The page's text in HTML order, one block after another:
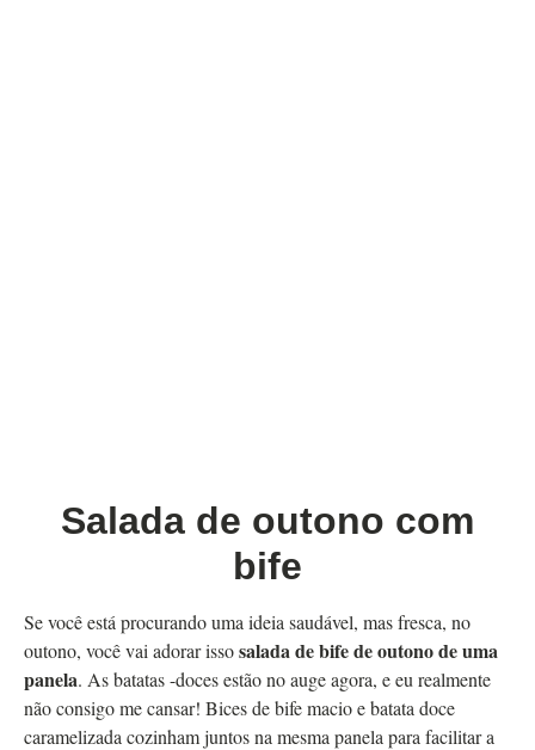
Salada de outono com
bife
Se você está procurando uma ideia saudável, mas fresca, no
outono, você vai adorar issosalada de bife de outono de uma
panela. As batatas -doces estão no auge agora, e eu realmente
não consigo me cansar! Bices de bife macio e batata doce
caramelizada cozinham juntos na mesma panela para facilitar a